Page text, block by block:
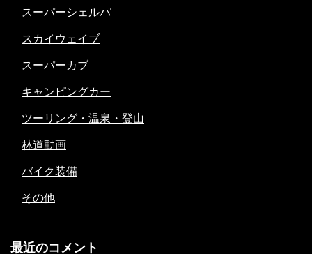
スーパーシェルパ
スカイウェイブ
スーパーカブ
キャンピングカー
ツーリング・温泉・登山
林道動画
バイク装備
その他
最近のコメント